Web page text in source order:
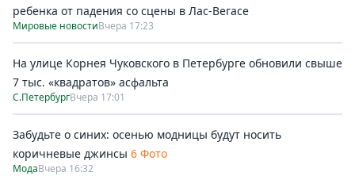
ребенка от падения со сцены в Лас-Вегасе
Мировые новостиВчера 17:23
На улице Корнея Чуковского в Петербурге обновили свыше
7 тыс. «квадратов» асфальта
С.ПетербургВчера 17:01
Забудьте о синих: осенью модницы будут носить
коричневые джинсы 6 Фото
МодаВчера 16:32